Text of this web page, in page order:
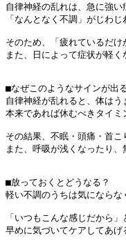
自律神経の乱れは、急に強い
「なんとなく不調」がじわじ
そのため、「疲れているだ
また、日によって症状が軽
■なぜこのようなサインが出
自律神経が乱れると、体はう
本来であれば休むべきタイ
その結果、不眠・頭痛・首
また、呼吸が浅くなったり
■放っておくとどうなる？
軽い不調のうちは気になら
「いつもこんな感じだから」
早めに気づいてケアしてあげ